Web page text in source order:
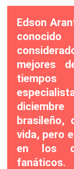
Edson
mejores
brasileño,
vida, pero
en los
fanáticos.